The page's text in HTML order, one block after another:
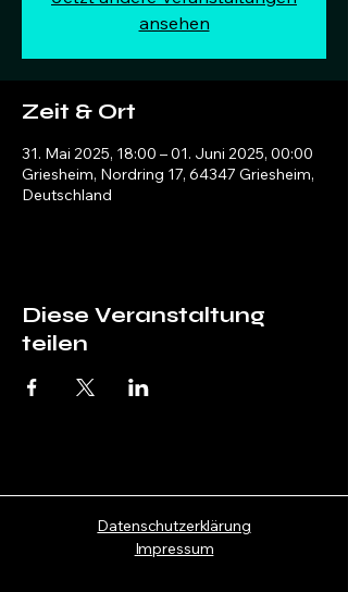
ansehen
Zeit & Ort
31. Mai 2025, 18:00 – 01. Juni 2025, 00:00
Griesheim, Nordring 17, 64347 Griesheim,
Deutschland
Diese Veranstaltung
teilen
Datenschutzerklärung
Impressum